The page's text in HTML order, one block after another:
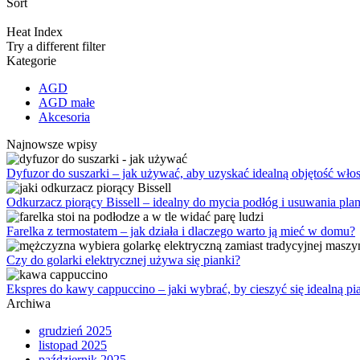
Sort
Heat Index
Try a different filter
Kategorie
AGD
AGD małe
Akcesoria
Najnowsze wpisy
Dyfuzor do suszarki – jak używać, aby uzyskać idealną objętość
Odkurzacz piorący Bissell – idealny do mycia podłóg i usuwania
Farelka z termostatem – jak działa i dlaczego warto ją mieć w domu?
Czy do golarki elektrycznej używa się pianki?
Ekspres do kawy cappuccino – jaki wybrać, by cieszyć się idealną
Archiwa
grudzień 2025
listopad 2025